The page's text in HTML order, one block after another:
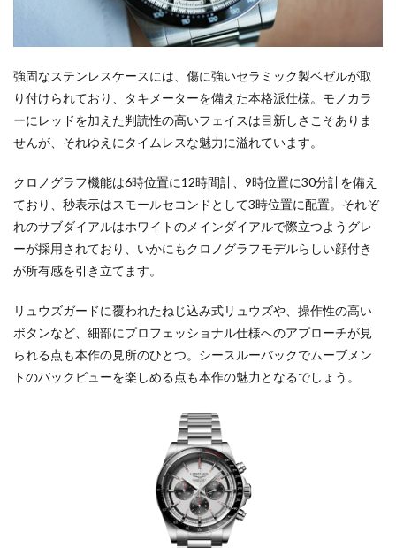
強固なステンレスケースには、傷に強いセラミック製ベゼルが取
り付けられており、タキメーターを備えた本格派仕様。モノカラ
ーにレッドを加えた判読性の高いフェイスは目新しさこそありま
せんが、それゆえにタイムレスな魅力に溢れています。
クロノグラフ機能は6時位置に12時間計、9時位置に30分計を備え
ており、秒表示はスモールセコンドとして3時位置に配置。それぞ
れのサブダイアルはホワイトのメインダイアルで際立つようグレ
ーが採用されており、いかにもクロノグラフモデルらしい顔付き
が所有感を引き立てます。
リュウズガードに覆われたねじ込み式リュウズや、操作性の高い
ボタンなど、細部にプロフェッショナル仕様へのアプローチが見
られる点も本作の見所のひとつ。シースルーバックでムーブメン
トのバックビューを楽しめる点も本作の魅力となるでしょう。